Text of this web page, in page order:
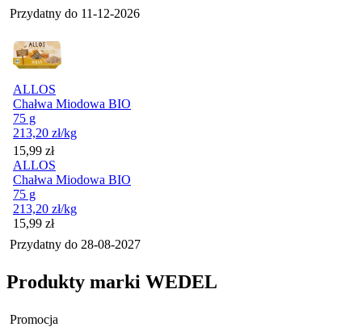
Przydatny do 11-12-2026
ALLOS
Chałwa Miodowa BIO
75 g
213,20 zł/kg
Cena
15,99 zł
ALLOS
Chałwa Miodowa BIO
75 g
213,20 zł/kg
Cena
15,99 zł
Przydatny do 28-08-2027
Produkty marki WEDEL
Promocja